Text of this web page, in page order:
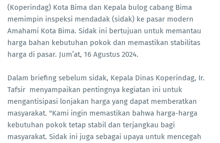
(Koperindag) Kota Bima dan Kepala bulog cabang Bima
memimpin inspeksi mendadak (sidak) ke pasar modern
Amahami Kota Bima. Sidak ini bertujuan untuk memantau
harga bahan kebutuhan pokok dan memastikan stabilitas
harga di pasar. Jum’at, 16 Agustus 2024.
Dalam briefing sebelum sidak, Kepala Dinas Koperindag, Ir.
Tafsir menyampaikan pentingnya kegiatan ini untuk
mengantisipasi lonjakan harga yang dapat memberatkan
masyarakat. "Kami ingin memastikan bahwa harga-harga
kebutuhan pokok tetap stabil dan terjangkau bagi
masyarakat. Sidak ini juga sebagai upaya untuk mencegah